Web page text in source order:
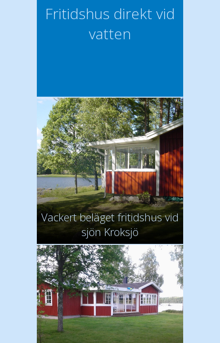
Fritidshus direkt vid
vatten
Vackert beläget fritidshus vid
sjön Kroksjö